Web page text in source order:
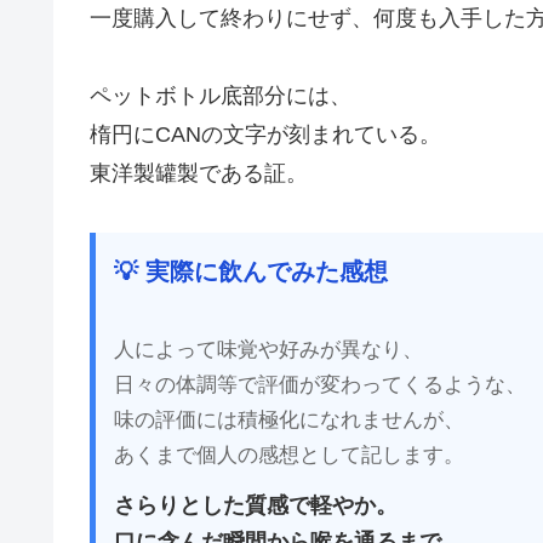
一度購入して終わりにせず、何度も入手した
ペットボトル底部分には、
楕円にCANの文字が刻まれている。
東洋製罐製である証。
💡 実際に飲んでみた感想
人によって味覚や好みが異なり、
日々の体調等で評価が変わってくるような、
味の評価には積極化になれませんが、
あくまで個人の感想として記します。
さらりとした質感で軽やか。